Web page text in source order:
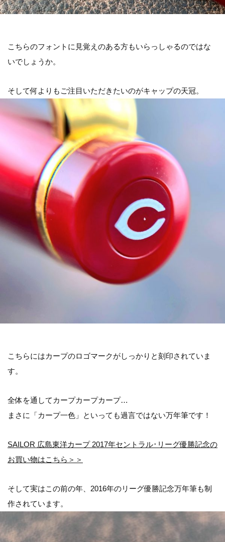
こちらのフォントに見覚えのある方もいらっしゃるのではな
いでしょうか。
そして何よりもご注目いただきたいのがキャップの天冠。
こちらにはカープのロゴマークがしっかりと刻印されていま
す。
全体を通してカープカープカープ…
まさに「カープ一色」といっても過言ではない万年筆です！
SAILOR 広島東洋カープ 2017年セントラル･リーグ優勝記念の
お買い物はこちら＞＞
そして実はこの前の年、2016年のリーグ優勝記念万年筆も制
作されています。